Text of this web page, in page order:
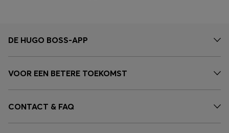
DE HUGO BOSS-APP
VOOR EEN BETERE TOEKOMST
CONTACT & FAQ